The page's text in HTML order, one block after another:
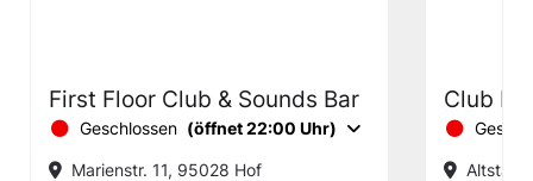
First Floor Club & Sounds Bar
Geschlossen (öffnet 22:00 Uhr)
Marienstr. 11, 95028 Hof
Club
Altstadt